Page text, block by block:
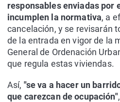
responsables enviadas por
incumplen la normativa, a
cancelación, y se revisarán
de la entrada en vigor de la
General de Ordenación
que regula estas viviendas.
Así, "se va a hacer un
que carezcan de ocupación"